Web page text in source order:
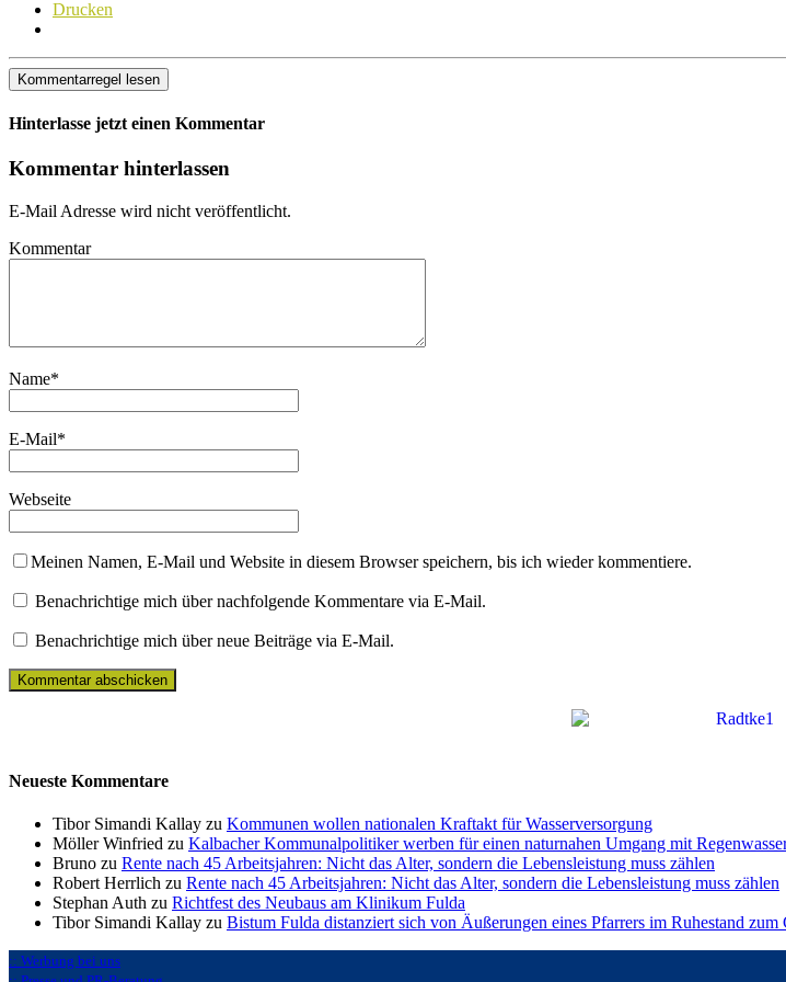
Drucken
Kommentarregel lesen
Hinterlasse jetzt einen Kommentar
Kommentar hinterlassen
E-Mail Adresse wird nicht veröffentlicht.
Kommentar
Name*
E-Mail*
Webseite
Meinen Namen, E-Mail und Website in diesem Browser speichern, bis ich wieder kommentiere.
Benachrichtige mich über nachfolgende Kommentare via E-Mail.
Benachrichtige mich über neue Beiträge via E-Mail.
Neueste Kommentare
Tibor Simandi Kallay zu Kommunen wollen nationalen Kraftakt für Wasserversorgung
Möller Winfried zu Kalbacher Kommunalpolitiker werben für einen naturnahen Umgang mit
Bruno zu Rente nach 45 Arbeitsjahren: Nicht das Alter, sondern die Lebensleistung muss zählen
Robert Herrlich zu Rente nach 45 Arbeitsjahren: Nicht das Alter, sondern die Lebensleistung muss zählen
Stephan Auth zu Richtfest des Neubaus am Klinikum Fulda
Tibor Simandi Kallay zu Bistum Fulda distanziert sich von Äußerungen eines Pfarrers im Ruhestand zum
:: Werbung bei uns